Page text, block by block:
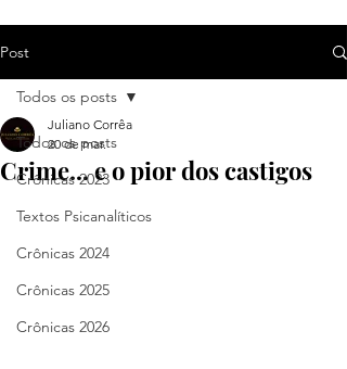
Post
Todos os posts
Crônicas 2023
Textos Psicanalíticos
Crônicas 2024
Crônicas 2025
Crônicas 2026
Todos os posts
Crime... e o pior dos castigos
Juliano Corrêa
20 de mar.